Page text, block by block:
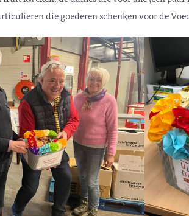
die goederen schenken voor de